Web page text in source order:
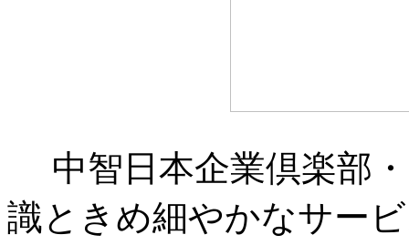
中智日本企業倶楽部
識ときめ細やかなサー